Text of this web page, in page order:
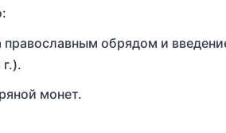
обрядом и
монет.